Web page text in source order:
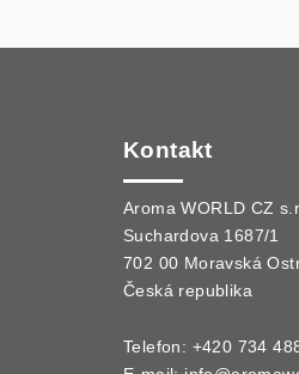
Kontakt
Aroma WORLD CZ
Suchardova 1687/1
702 00 Moravská
Česká republika
Telefon: +420 734